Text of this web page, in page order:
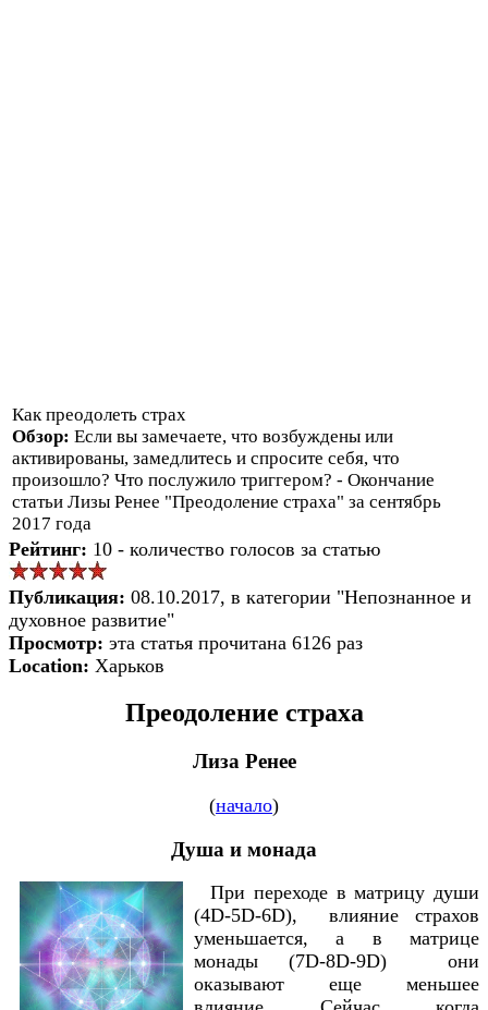
Как преодолеть страх
Обзор: Если вы замечаете, что возбуждены или
активированы, замедлитесь и спросите себя, что
произошло? Что послужило триггером? - Окончание
статьи Лизы Ренее "Преодоление страха" за сентябрь
2017 года
Рейтинг: 10 - количество голосов за статью
Публикация: 08.10.2017, в категории "Непознанное и
духовное развитие"
Просмотр: эта статья прочитана 6126 раз
Location: Харьков
Преодоление страха
Лиза Ренее
(начало)
Душа и монада
При переходе в матрицу души
(4D-5D-6D), влияние страхов
уменьшается, а в матрице
монады (7D-8D-9D) они
оказывают еще меньшее